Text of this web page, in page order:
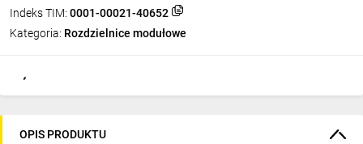
Indeks TIM: 0001-00021-40652
Kategoria: Rozdzielnice modułowe
OPIS PRODUKTU